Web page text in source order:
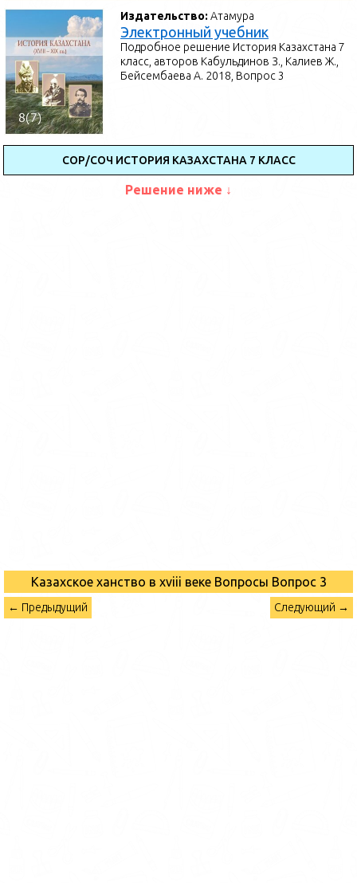
Издательство:Атамура
Электронный учебник
Подробное решение История Казахстана 7
класс, авторов Кабульдинов З., Калиев Ж.,
Бейсембаева А. 2018, Вопрос 3
СОР/СОЧ ИСТОРИЯ КАЗАХСТАНА 7 КЛАСС
Решение ниже ↓
Казахское ханство в хviii веке Вопросы Вопрос 3
← Предыдущий Следующий →